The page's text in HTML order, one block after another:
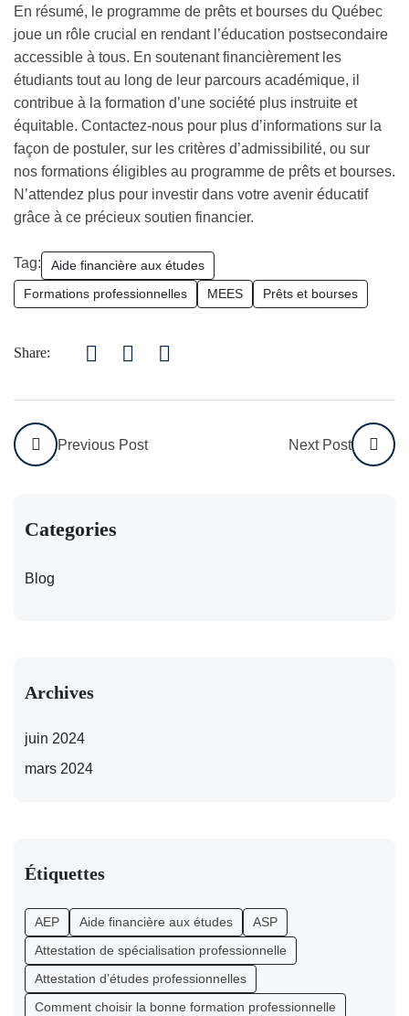
En résumé, le programme de prêts et bourses du Québec
joue un rôle crucial en rendant l’éducation postsecondaire
accessible à tous. En soutenant financièrement les
étudiants tout au long de leur parcours académique, il
contribue à la formation d’une société plus instruite et
équitable. Contactez-nous pour plus d’informations sur la
façon de postuler, sur les critères d’admissibilité, ou sur
nos formations éligibles au programme de prêts et bourses.
N’attendez plus pour investir dans votre avenir éducatif
grâce à ce précieux soutien financier.
Tag:
Aide financière aux études
Formations professionnelles
MEES Prêts et bourses
Share:
Previous Post Next Post
Categories
Blog
Archives
juin 2024
mars 2024
Étiquettes
AEP Aide financière aux études
ASP
Attestation de spécialisation professionnelle
Attestation d’études professionnelles
Comment choisir la bonne formation professionnelle